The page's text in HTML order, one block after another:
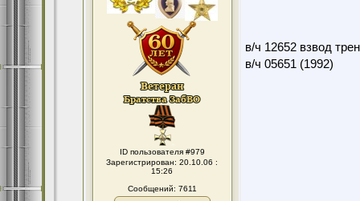
ID пользователя #979
Зарегистрирован: 20.10.06 :
15:26
Сообщений: 7611
в/ч 12652 взвод
в/ч 05651 (1992)